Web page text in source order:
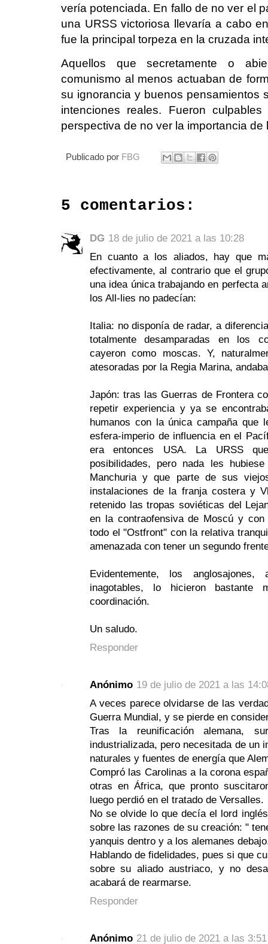
vería potenciada. En fallo de no ver el
una URSS victoriosa llevaría a cabo
fue la principal torpeza en la cruzada
Aquellos que secretamente o
comunismo al menos actuaban de
su ignorancia y buenos pensamientos
intenciones reales. Fueron
perspectiva de no ver la importancia
Publicado por FBG
5 comentarios:
DG 18 de julio de 2021 a las 10:28
En cuanto a los aliados, hay que
efectivamente, al contrario que el
una idea única trabajando en perfecta
los All-lies no padecían:
Italia: no disponía de radar, a
totalmente desamparadas en los
cayeron como moscas. Y,
atesoradas por la Regia Marina,
Japón: tras las Guerras de Frontera
repetir experiencia y ya se
humanos con la única campaña que
esfera-imperio de influencia en el
era entonces USA. La URSS
posibilidades, pero nada les
Manchuria y que parte de sus
instalaciones de la franja costera y
retenido las tropas soviéticas del
en la contraofensiva de Moscú y
todo el "Ostfront" con la relativa
amenazada con tener un segundo
Evidentemente, los
inagotables, lo hicieron
coordinación.
Un saludo.
Responder
Anónimo 19 de julio de 2021 a las
A veces parece olvidarse de las
Guerra Mundial, y se pierde en
Tras la reunificación alemana,
industrializada, pero necesitada de un
naturales y fuentes de energía que
Compró las Carolinas a la corona
otras en África, que pronto
luego perdió en el tratado de Versalles.
No se olvide lo que decía el lord
sobre las razones de su creación: "
yanquis dentro y a los alemanes
Hablando de fidelidades, pues si que
sobre su aliado austriaco, y no
acabará de rearmarse.
Responder
Anónimo 21 de julio de 2021 a las 3:51